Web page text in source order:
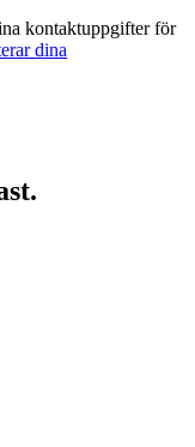
kontaktuppgifter för
dina